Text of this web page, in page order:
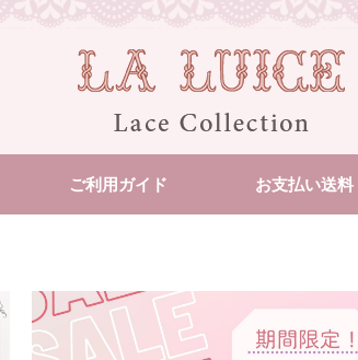
ご利用ガイド お支払い送料